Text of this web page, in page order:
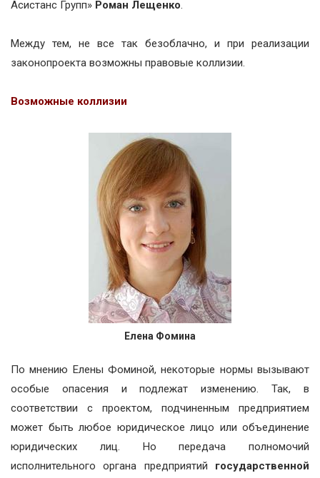
Асистанс Групп» Роман Лещенко.
Между тем, не все так безоблачно, и при реализации
законопроекта возможны правовые коллизии.
Возможные коллизии
Елена Фомина
По мнению Елены Фоминой, некоторые нормы вызывают
особые опасения и подлежат изменению. Так, в
соответствии с проектом, подчиненным предприятием
может быть любое юридическое лицо или объединение
юридических лиц. Но передача полномочий
исполнительного органа предприятий государственной